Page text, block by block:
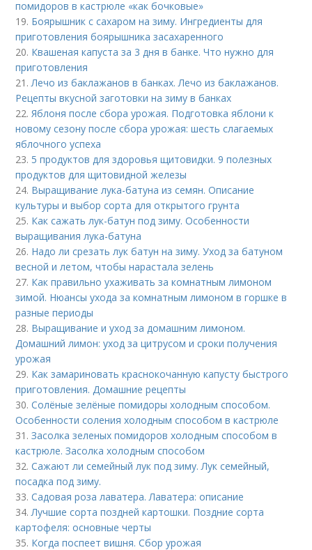
помидоров в кастрюле «как бочковые»
19. Боярышник с сахаром на зиму. Ингредиенты для
приготовления боярышника засахаренного
20. Квашеная капуста за 3 дня в банке. Что нужно для
приготовления
21. Лечо из баклажанов в банках. Лечо из баклажанов.
Рецепты вкусной заготовки на зиму в банках
22. Яблоня после сбора урожая. Подготовка яблони к
новому сезону после сбора урожая: шесть слагаемых
яблочного успеха
23. 5 продуктов для здоровья щитовидки. 9 полезных
продуктов для щитовидной железы
24. Выращивание лука-батуна из семян. Описание
культуры и выбор сорта для открытого грунта
25. Как сажать лук-батун под зиму. Особенности
выращивания лука-батуна
26. Надо ли срезать лук батун на зиму. Уход за батуном
весной и летом, чтобы нарастала зелень
27. Как правильно ухаживать за комнатным лимоном
зимой. Нюансы ухода за комнатным лимоном в горшке в
разные периоды
28. Выращивание и уход за домашним лимоном.
Домашний лимон: уход за цитрусом и сроки получения
урожая
29. Как замариновать краснокочанную капусту быстрого
приготовления. Домашние рецепты
30.Солёные зелёные помидоры холодным способом.
Особенности соления холодным способом в кастрюле
31.Засолка зеленых помидоров холодным способом в
кастрюле. Засолка холодным способом
32.Сажают ли семейный лук под зиму. Лук семейный,
посадка под зиму.
33.Садовая роза лаватера. Лаватера: описание
34. Лучшие сорта поздней картошки. Поздние сорта
картофеля: основные черты
35. Когда поспеет вишня. Сбор урожая